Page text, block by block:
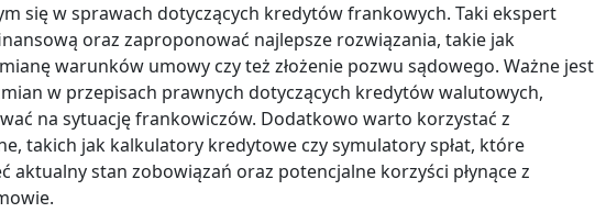
się w sprawach dotyczących kredytów frankowych. Taki ekspert
oraz zaproponować najlepsze rozwiązania, takie jak
warunków umowy czy też złożenie pozwu sądowego. Ważne jest
w przepisach prawnych dotyczących kredytów walutowych,
na sytuację frankowiczów. Dodatkowo warto korzystać z
takich jak kalkulatory kredytowe czy symulatory spłat, które
aktualny stan zobowiązań oraz potencjalne korzyści płynące z